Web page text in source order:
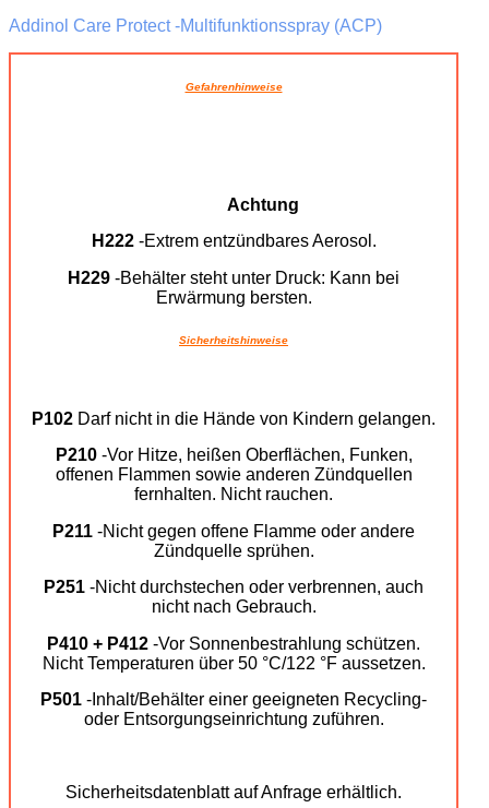
Addinol Care Protect -Multifunktionsspray (ACP)
Gefahrenhinweise
Achtung
H222-Extrem entzündbares Aerosol.
H229 -Behälter steht unter Druck: Kann bei
Erwärmung bersten.
Sicherheitshinweise
P102 Darf nicht in die Hände von Kindern gelangen.
P210-Vor Hitze, heißen Oberflächen, Funken,
offenen Flammen sowie anderen Zündquellen
fernhalten. Nicht rauchen.
P211 -Nicht gegen offene Flamme oder andere
Zündquelle sprühen.
P251 -Nicht durchstechen oder verbrennen, auch
nicht nach Gebrauch.
P410 + P412 -Vor Sonnenbestrahlung schützen.
Nicht Temperaturen über 50 °C/122 °F aussetzen.
P501 -Inhalt/Behälter einer geeigneten Recycling-
oder Entsorgungseinrichtung zuführen.
Sicherheitsdatenblatt auf Anfrage erhältlich.